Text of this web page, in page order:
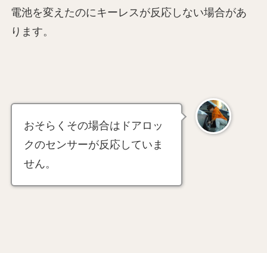
電池を変えたのにキーレスが反応しない場合があ
ります。
おそらくその場合はドアロッ
クのセンサーが反応していま
せん。